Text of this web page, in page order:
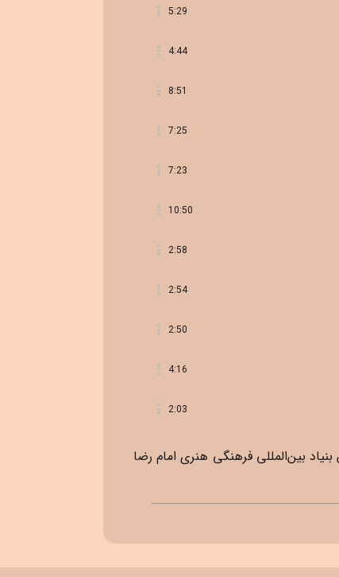
5:29
4:44
8:51
7:25
7:23
10:50
2:58
2:54
2:50
4:16
2:03